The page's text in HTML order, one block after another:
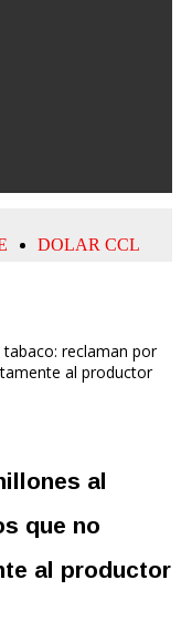
reclaman por
al productor
al
que no
al productor